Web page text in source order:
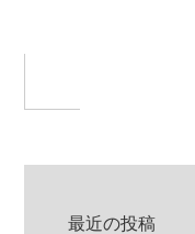
最近の投稿